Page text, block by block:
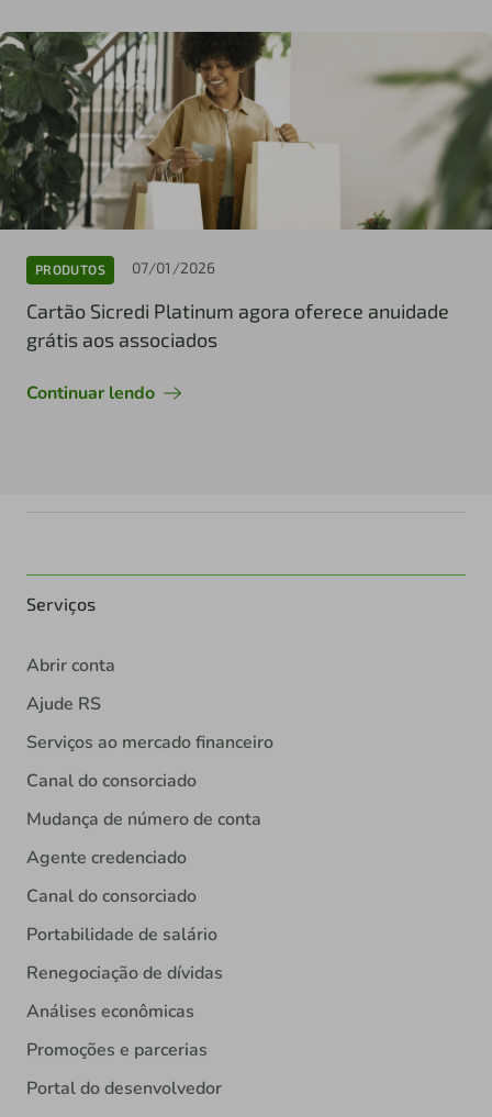
PRODUTOS 07/01/2026
Cartão Sicredi Platinum agora oferece anuidade
grátis aos associados
Continuar lendo
Serviços
Abrir conta
Ajude RS
Serviços ao mercado financeiro
Canal do consorciado
Mudança de número de conta
Agente credenciado
Canal do consorciado
Portabilidade de salário
Renegociação de dívidas
Análises econômicas
Promoções e parcerias
Portal do desenvolvedor